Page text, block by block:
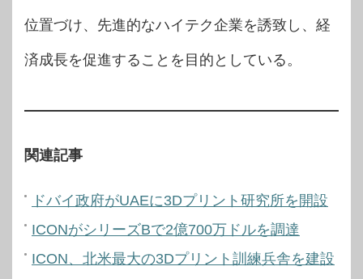
位置づけ、先進的なハイテク企業を誘致し、経
済成長を促進することを目的としている。
関連記事
ドバイ政府がUAEに3Dプリント研究所を開設
ICONがシリーズBで2億700万ドルを調達
ICON、北米最大の3Dプリント訓練兵舎を建設